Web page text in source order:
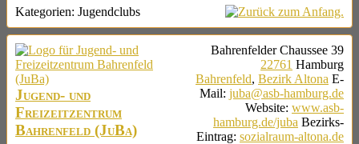
Kategorien: Jugendclubs
Jugend- und
Freizeitzentrum
Bahrenfeld (JuBa)
Bahrenfelder Chaussee 39
22761 Hamburg
Bahrenfeld, Bezirk Altona E-
Mail: juba@asb-hamburg.de
Website: www.asb-
hamburg.de/juba Bezirks-
Eintrag: sozialraum-altona.de